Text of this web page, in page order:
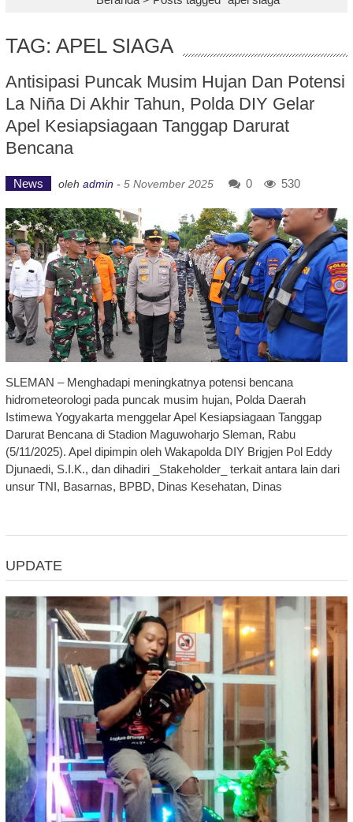
TAG: APEL SIAGA
Antisipasi Puncak Musim Hujan Dan Potensi
La Niña Di Akhir Tahun, Polda DIY Gelar
Apel Kesiapsiagaan Tanggap Darurat
Bencana
News oleh admin - 5 November 2025 0 530
SLEMAN – Menghadapi meningkatnya potensi bencana
hidrometeorologi pada puncak musim hujan, Polda Daerah
Istimewa Yogyakarta menggelar Apel Kesiapsiagaan Tanggap
Darurat Bencana di Stadion Maguwoharjo Sleman, Rabu
(5/11/2025). Apel dipimpin oleh Wakapolda DIY Brigjen Pol Eddy
Djunaedi, S.I.K., dan dihadiri _Stakeholder_ terkait antara lain dari
unsur TNI, Basarnas, BPBD, Dinas Kesehatan, Dinas
UPDATE